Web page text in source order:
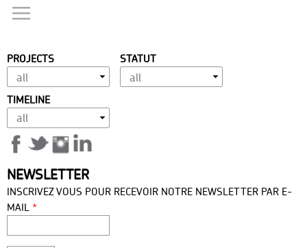
philosophy
expertise
vocation
history
distinctions
team
contact
press
PROJECTS STATUT
TIMELINE
NEWSLETTER
INSCRIVEZ VOUS POUR RECEVOIR NOTRE NEWSLETTER PAR E-
MAIL *